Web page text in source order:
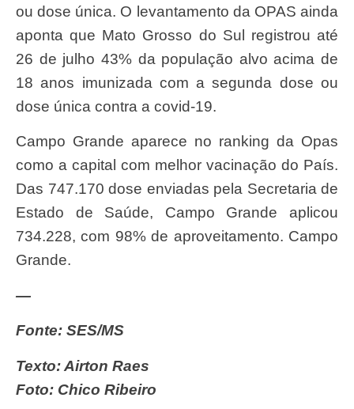
ou dose única. O levantamento da OPAS ainda
aponta que Mato Grosso do Sul registrou até
26 de julho 43% da população alvo acima de
18 anos imunizada com a segunda dose ou
dose única contra a covid-19.
Campo Grande aparece no ranking da Opas
como a capital com melhor vacinação do País.
Das 747.170 dose enviadas pela Secretaria de
Estado de Saúde, Campo Grande aplicou
734.228, com 98% de aproveitamento. Campo
Grande.
—
Fonte: SES/MS
Texto: Airton Raes
Foto: Chico Ribeiro